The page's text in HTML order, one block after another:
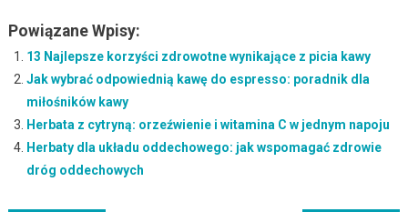
Powiązane Wpisy:
13 Najlepsze korzyści zdrowotne wynikające z picia kawy
Jak wybrać odpowiednią kawę do espresso: poradnik dla
miłośników kawy
Herbata z cytryną: orzeźwienie i witamina C w jednym napoju
Herbaty dla układu oddechowego: jak wspomagać zdrowie
dróg oddechowych